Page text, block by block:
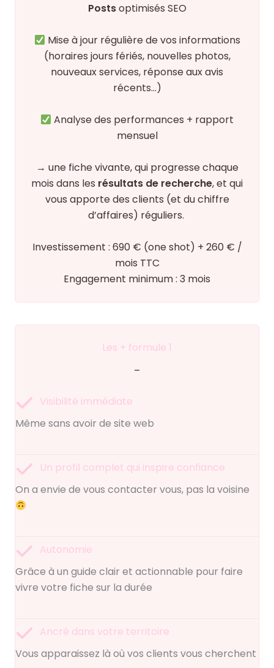
Postsoptimisés SEO
Mise à jour régulière de vos informations
(horaires jours fériés, nouvelles photos,
nouveaux services, réponse aux avis
récents…)
Analyse des performances + rapport
mensuel
→ une fiche vivante, qui progresse chaque
mois dans les résultats de recherche, et qui
vous apporte des clients (et du chiffre
d’affaires) réguliers.
Investissement : 690 € (one shot) + 260 € /
mois TTC
Engagement minimum : 3 mois
Les + formule 1
–
Visibilité immédiate
Même sans avoir de site web
Un profil complet qui inspire confiance
On a envie de vous contacter vous, pas la voisine
Autonomie
Grâce à un guide clair et actionnable pour faire
vivre votre fiche sur la durée
Ancré dans votre territoire
Vous apparaissez là où vos clients vous cherchent